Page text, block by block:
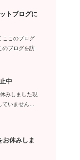
トブログに
ここのブログ
のブログを訪
中
みしました現
ていません…
お休みしま